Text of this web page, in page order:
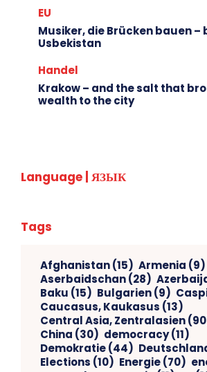
EU
Musiker, die Brücken bauen –
Usbekistan
Handel
Krakow – and the salt that
wealth to the city
Language | ЯЗЫК
Tags
Afghanistan(15) Armenia (9)
Aserbaidschan(28)
Baku (15) Bulgarien(9)
Caucasus, Kaukasus (13)
Central Asia, Zentralasien
China (30) democracy(11)
Demokratie(44)
Elections (10) Energie(70)